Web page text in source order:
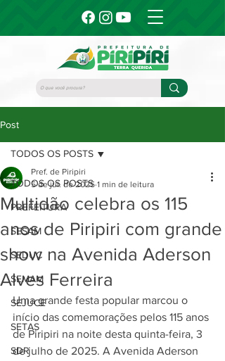
Post
TODOS OS POSTS
PREFEITURA
SESAM
SEDUC
SEMAM
SEJUCE
SETAS
SDR
TODOS OS POSTS
Multidão celebra os 115
anos de Piripiri com grande
show na Avenida Aderson
Alves Ferreira
Pref. de Piripiri
5 de jul. de 2025 1 min de leitura
Uma grande festa popular marcou o
início das comemorações pelos 115 anos
de Piripiri na noite desta quinta-feira, 3
de julho de 2025. A Avenida Aderson